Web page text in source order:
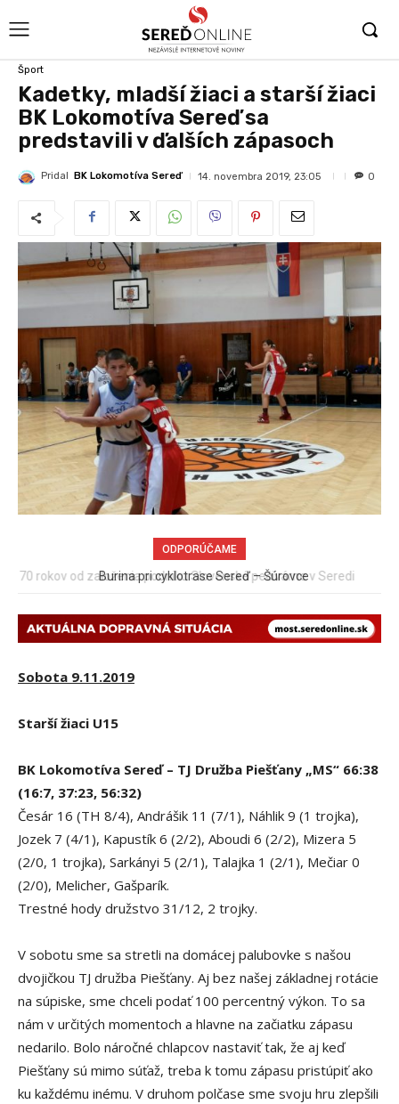
Šport
Kadetky, mladší žiaci a starší žiaci
BK Lokomotíva Sereď sa
predstavili v ďalších zápasoch
Pridal BK Lokomotíva Sereď 14. novembra 2019, 23:05 0
ODPORÚČAME
Burina pri cyklotrase Sereď – Šúrovce
Sobota 9.11.2019
Starší žiaci U15
BK Lokomotíva Sereď – TJ Družba Piešťany „MS“ 66:38
(16:7, 37:23, 56:32)
Česár 16 (TH 8/4), Andrášik 11 (7/1), Náhlik 9 (1 trojka),
Jozek 7 (4/1), Kapustík 6 (2/2), Aboudi 6 (2/2), Mizera 5
(2/0, 1 trojka), Sarkányi 5 (2/1), Talajka 1 (2/1), Mečiar 0
(2/0), Melicher, Gašparík.
Trestné hody družstvo 31/12, 2 trojky.
V sobotu sme sa stretli na domácej palubovke s našou
dvojičkou TJ družba Piešťany. Aj bez našej základnej rotácie
na súpiske, sme chceli podať 100 percentný výkon. To sa
nám v určitých momentoch a hlavne na začiatku zápasu
nedarilo. Bolo náročné chlapcov nastaviť tak, že aj keď
Piešťany sú mimo súťaž, treba k tomu zápasu pristúpiť ako
ku každému inému. V druhom polčase sme svoju hru zlepšili